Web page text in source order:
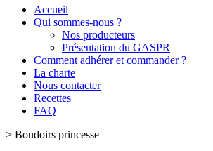
Accueil
Qui sommes-nous ?
Nos producteurs
Présentation du GASPR
Comment adhérer et commander ?
La charte
Nous contacter
Recettes
FAQ
> Boudoirs princesse